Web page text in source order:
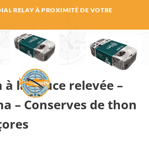
RELAY À PROXIMITÉ DE VOTRE
la sauce relevée –
– Conserves de thon